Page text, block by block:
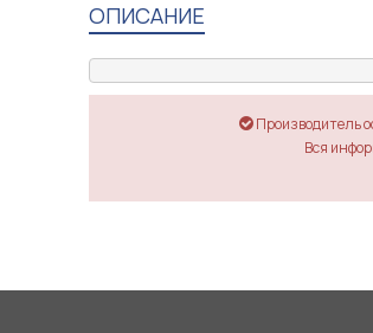
ОПИСАНИЕ
Производитель
Вся